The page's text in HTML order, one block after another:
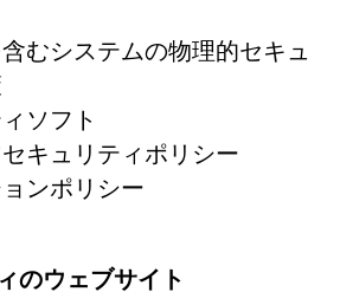
むシステムの物理的セキュ
ソフト
キュリティポリシー
ンポリシー
のウェブサイト